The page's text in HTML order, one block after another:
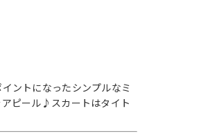
ントになったシンプルなミ
ピール♪スカートはタイト